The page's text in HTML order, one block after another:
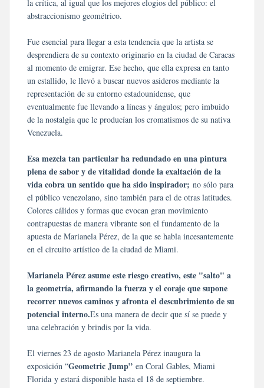
la crítica, al igual que los mejores elogios del público: el
abstraccionismo geométrico.
Fue esencial para llegar a esta tendencia que la artista se
desprendiera de su contexto originario en la ciudad de Caracas
al momento de emigrar. Ese hecho, que ella expresa en tanto
un estallido, le llevó a buscar nuevos asideros mediante la
representación de su entorno estadounidense, que
eventualmente fue llevando a líneas y ángulos; pero imbuido
de la nostalgia que le producían los cromatismos de su nativa
Venezuela.
Esa mezcla tan particular ha redundado en una pintura
plena de sabor y de vitalidad donde la exaltación de la
vida cobra un sentido que ha sido inspirador; no sólo para
el público venezolano, sino también para el de otras latitudes.
Colores cálidos y formas que evocan gran movimiento
contrapuestas de manera vibrante son el fundamento de la
apuesta de Marianela Pérez, de la que se habla incesantemente
en el circuito artístico de la ciudad de Miami.
Marianela Pérez asume este riesgo creativo, este "salto" a
la geometría, afirmando la fuerza y el coraje que supone
recorrer nuevos caminos y afronta el descubrimiento de su
potencial interno.Es una manera de decir que sí se puede y
una celebración y brindis por la vida.
El viernes 23 de agosto Marianela Pérez inaugura la
exposición “Geometric Jump” en Coral Gables, Miami
Florida y estará disponible hasta el 18 de septiembre.